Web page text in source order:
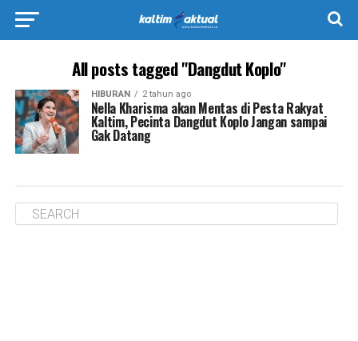
All posts tagged "Dangdut Koplo"
HIBURAN 2 tahun ago
Nella Kharisma akan Mentas di Pesta Rakyat
Kaltim, Pecinta Dangdut Koplo Jangan sampai
Gak Datang